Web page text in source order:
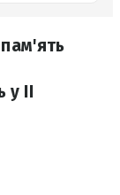
у II